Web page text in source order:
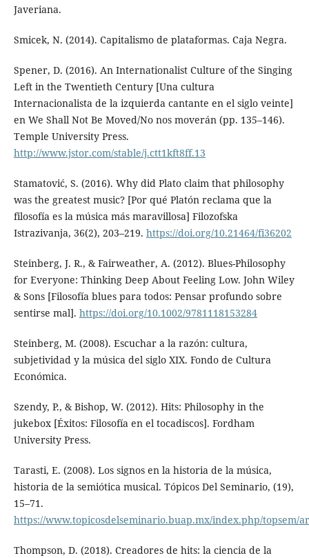
Javeriana.
Smicek, N. (2014). Capitalismo de plataformas. Caja Negra.
Spener, D. (2016). An Internationalist Culture of the Singing
Left in the Twentieth Century [Una cultura
Internacionalista de la izquierda cantante en el siglo veinte]
en We Shall Not Be Moved/No nos moverán (pp. 135–146).
Temple University Press.
http://www.jstor.com/stable/j.ctt1kft8ff.13
Stamatović, S. (2016). Why did Plato claim that philosophy
was the greatest music? [Por qué Platón reclama que la
filosofía es la música más maravillosa] Filozofska
Istrazivanja, 36(2), 203–219. https://doi.org/10.21464/fi36202
Steinberg, J. R., & Fairweather, A. (2012). Blues-Philosophy
for Everyone: Thinking Deep About Feeling Low. John Wiley
& Sons [Filosofía blues para todos: Pensar profundo sobre
sentirse mal]. https://doi.org/10.1002/9781118153284
Steinberg, M. (2008). Escuchar a la razón: cultura,
subjetividad y la música del siglo XIX. Fondo de Cultura
Económica.
Szendy, P., & Bishop, W. (2012). Hits: Philosophy in the
jukebox [Éxitos: Filosofía en el tocadiscos]. Fordham
University Press.
Tarasti, E. (2008). Los signos en la historia de la música,
historia de la semiótica musical. Tópicos Del Seminario, (19),
15–71.
https://www.topicosdelseminario.buap.mx/index.php/topsem/
Thompson, D. (2018). Creadores de hits: la ciencia de la